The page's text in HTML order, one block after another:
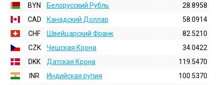
BYN
Белорусский Рубль
28.8958
CAD
Канадский Доллар
58.0914
CHF
Швейцарский Франк
82.5210
CZK
Чешская Крона
34.0422
DKK
Датская Крона
119.5470
INR
Индийская pупия
100.5370